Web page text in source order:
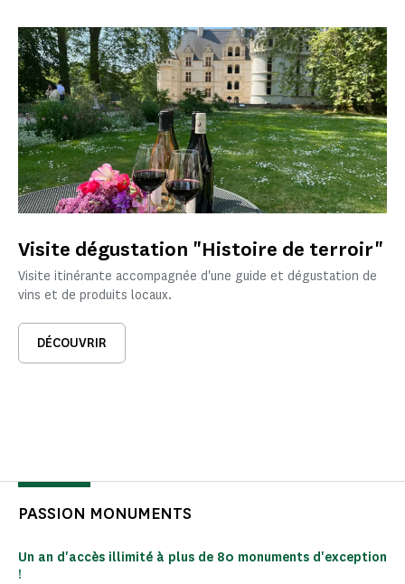
Visite dégustation "Histoire de terroir"
Visite itinérante accompagnée d'une guide et dégustation de
vins et de produits locaux.
DÉCOUVRIR
PASSION MONUMENTS
Un an d'accès illimité à plus de 80 monuments d'exception
!